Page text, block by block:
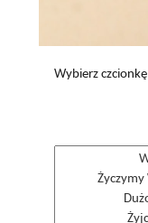
Wybierz czcionkę